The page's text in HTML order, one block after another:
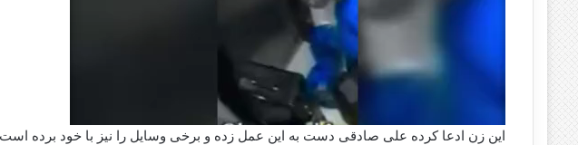
این زن ادعا کرده علی صادقی دست به این عمل زده و برخی وسایل را نیز با خود برده